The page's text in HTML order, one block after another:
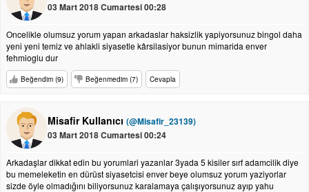
03 Mart 2018 Cumartesi 00:28
Oncelikle olumsuz yorum yapan arkadaslar haksizlik yapiyorsunuz bingol daha
yeni yeni temiz ve ahlakli siyasetle kârsilasiyor bunun mimarida enver
fehmioglu dur
Beğendim (9) Beğenmedim (7) Cevapla
Misafir Kullanıcı (@Misafir_23139)
03 Mart 2018 Cumartesi 00:24
Arkadaşlar dikkat edin bu yorumlari yazanlar 3yada 5 kisiler sırf adamcilik diye
bu memeleketin en dürüst siyasetcisi enver beye olumsuz yorum yaziyorlar
sizde öyle olmadığını biliyorsunuz karalamaya çalışıyorsunuz ayıp yahu